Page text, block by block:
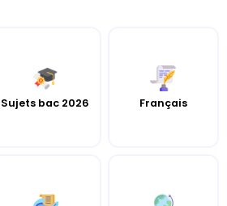
Sujets bac 2026 Français